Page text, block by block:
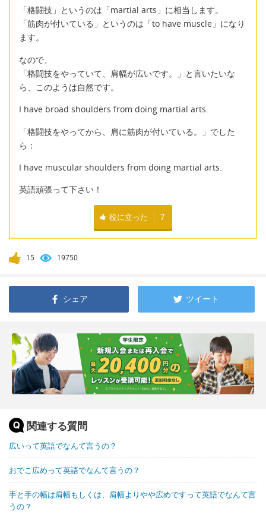
「格闘技」というのは「martial arts」に相当します。
「筋肉が付いている」というのは「to have muscle」になり
ます。
なので、
「格闘技をやっていて、肩幅が広いです。」と言いたいな
ら、このようは自然です。
I have broad shoulders from doing martial arts.
「格闘技をやってから、肩に筋肉が付いている。」でした
ら：
I have muscular shoulders from doing martial arts.
英語頑張って下さい！
役に立った 7
15 19750
シェア ツイート
関連する質問
広いって英語でなんて言うの？
おでこ広めって英語でなんて言うの？
手と手の幅は肩幅もしくは、肩幅よりやや広めですって英語でなんて言
うの？